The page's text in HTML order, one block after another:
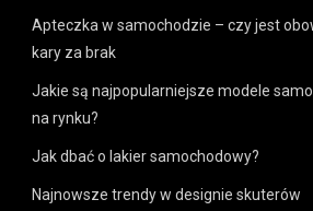
Apteczka w samochodzie – czy jest
kary za brak
Jakie są najpopularniejsze modele
na rynku?
Jak dbać o lakier samochodowy?
Najnowsze trendy w designie skuterów